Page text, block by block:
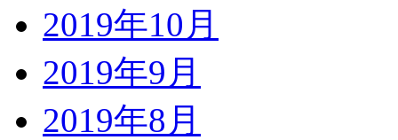
2019年10月
2019年9月
2019年8月